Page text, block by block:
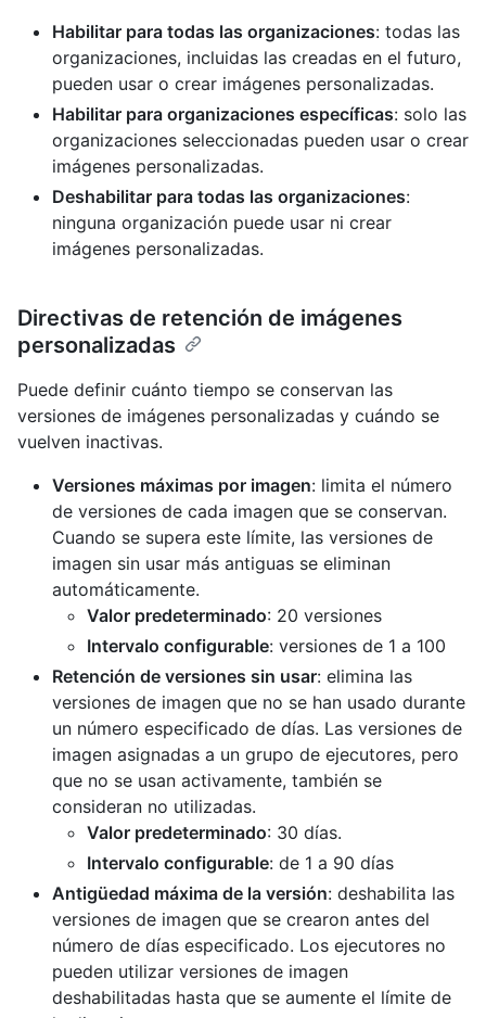
Habilitar para todas las organizaciones: todas las
organizaciones, incluidas las creadas en el futuro,
pueden usar o crear imágenes personalizadas.
Habilitar para organizaciones específicas: solo las
organizaciones seleccionadas pueden usar o crear
imágenes personalizadas.
Deshabilitar para todas las organizaciones:
ninguna organización puede usar ni crear
imágenes personalizadas.
Directivas de retención de imágenes
personalizadas
Puede definir cuánto tiempo se conservan las
versiones de imágenes personalizadas y cuándo se
vuelven inactivas.
Versiones máximas por imagen: limita el número
de versiones de cada imagen que se conservan.
Cuando se supera este límite, las versiones de
imagen sin usar más antiguas se eliminan
automáticamente.
Valor predeterminado: 20 versiones
Intervalo configurable: versiones de 1 a 100
Retención de versiones sin usar: elimina las
versiones de imagen que no se han usado durante
un número especificado de días. Las versiones de
imagen asignadas a un grupo de ejecutores, pero
que no se usan activamente, también se
consideran no utilizadas.
Valor predeterminado: 30 días.
Intervalo configurable: de 1 a 90 días
Antigüedad máxima de la versión: deshabilita las
versiones de imagen que se crearon antes del
número de días especificado. Los ejecutores no
pueden utilizar versiones de imagen
deshabilitadas hasta que se aumente el límite de